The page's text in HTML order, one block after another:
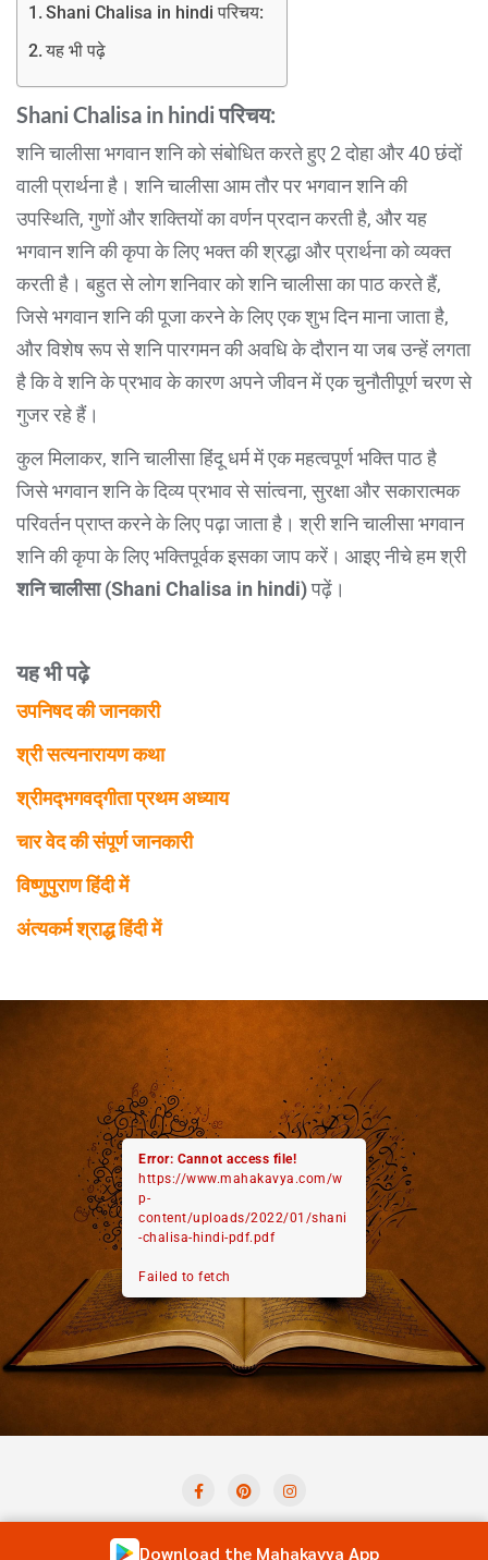
Shani Chalisa in hindi परिचय:
यह भी पढ़े
Shani Chalisa in hindiपरिचय:
शनि चालीसा भगवान शनि को संबोधित करते हुए 2 दोहा और 40 छंदों
वाली प्रार्थना है। शनि चालीसा आम तौर पर भगवान शनि की
उपस्थिति, गुणों और शक्तियों का वर्णन प्रदान करती है, और यह
भगवान शनि की कृपा के लिए भक्त की श्रद्धा और प्रार्थना को व्यक्त
करती है। बहुत से लोग शनिवार को शनि चालीसा का पाठ करते हैं,
जिसे भगवान शनि की पूजा करने के लिए एक शुभ दिन माना जाता है,
और विशेष रूप से शनि पारगमन की अवधि के दौरान या जब उन्हें लगता
है कि वे शनि के प्रभाव के कारण अपने जीवन में एक चुनौतीपूर्ण चरण से
गुजर रहे हैं।
कुल मिलाकर, शनि चालीसा हिंदू धर्म में एक महत्वपूर्ण भक्ति पाठ है
जिसे भगवान शनि के दिव्य प्रभाव से सांत्वना, सुरक्षा और सकारात्मक
परिवर्तन प्राप्त करने के लिए पढ़ा जाता है। श्री शनि चालीसा भगवान
शनि की कृपा के लिए भक्तिपूर्वक इसका जाप करें। आइए नीचे हम श्री
शनि चालीसा (Shani Chalisa in hindi)पढ़ें।
यह भी पढ़े
उपनिषद की जानकारी
श्री सत्यनारायण कथा
श्रीमद्‍भगवद्‍गीता प्रथम अध्याय
चार वेद की संपूर्ण जानकारी
विष्णुपुराण हिंदी में
अंत्यकर्म श्राद्ध हिंदी में
Error: Cannot access file!
https://www.mahakavya.com/w
p-
content/uploads/2022/01/shani
-chalisa-hindi-pdf.pdf
Failed to fetch
Privacy Policy
Download the Mahakavya App